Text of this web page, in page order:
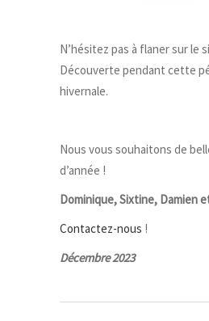
N’hésitez pas à flaner sur le
Découverte pendant cette
hivernale.
Nous vous souhaitons de
d’année !
Dominique, Sixtine, Damien
Contactez-nous !
Décembre 2023